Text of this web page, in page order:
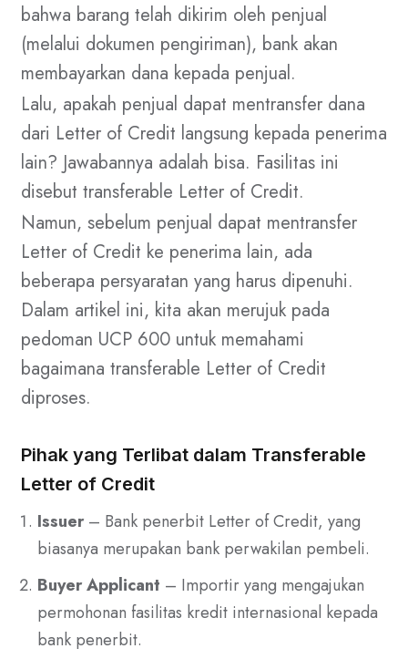
bahwa barang telah dikirim oleh penjual
(melalui dokumen pengiriman), bank akan
membayarkan dana kepada penjual.
Lalu, apakah penjual dapat mentransfer dana
dari Letter of Credit langsung kepada penerima
lain? Jawabannya adalah bisa. Fasilitas ini
disebut transferable Letter of Credit.
Namun, sebelum penjual dapat mentransfer
Letter of Credit ke penerima lain, ada
beberapa persyaratan yang harus dipenuhi.
Dalam artikel ini, kita akan merujuk pada
pedoman UCP 600 untuk memahami
bagaimana transferable Letter of Credit
diproses.
Pihak yang Terlibat dalam Transferable
Letter of Credit
Issuer– Bank penerbit Letter of Credit, yang
biasanya merupakan bank perwakilan pembeli.
Buyer Applicant – Importir yang mengajukan
permohonan fasilitas kredit internasional kepada
bank penerbit.